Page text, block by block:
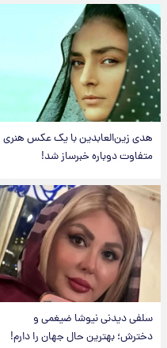
هدی زین‌العابدین با یک عکس هنری
متفاوت دوباره خبرساز شد!
سلفی دیدنی نیوشا ضیغمی و
دخترش؛ بهترین حال جهان را دارم!